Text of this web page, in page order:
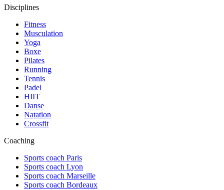
Disciplines
Fitness
Musculation
Yoga
Boxe
Pilates
Running
Tennis
Padel
HIIT
Danse
Natation
Crossfit
Coaching
Sports coach Paris
Sports coach Lyon
Sports coach Marseille
Sports coach Bordeaux